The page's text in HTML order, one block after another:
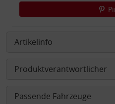
Artikelinfo
Produktverantwortlicher
Passende Fahrzeuge